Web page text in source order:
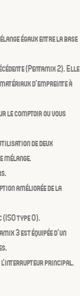
égaux entre la base
(Pentamix 2). Elle
d’empreinte à
le comptoir ou vous
de deux
mélange.
.
améliorée de la
(ISO type 0).
3 estéquipée d’un
.
l’interrupteur principal.